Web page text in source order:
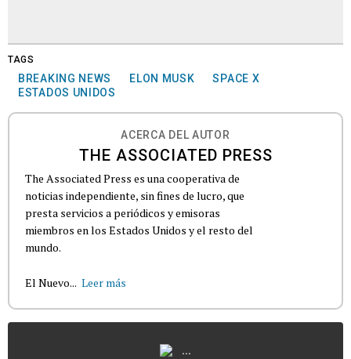
TAGS
BREAKING NEWS ELON MUSK
SPACE X
ESTADOS UNIDOS
ACERCA DEL AUTOR
THE ASSOCIATED PRESS
The Associated Press es una cooperativa de
noticias independiente, sin fines de lucro, que
presta servicios a periódicos y emisoras
miembros en los Estados Unidos y el resto del
mundo.
El Nuevo... Leer más
...